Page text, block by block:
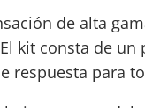
de alta
kit consta de un
respuesta para